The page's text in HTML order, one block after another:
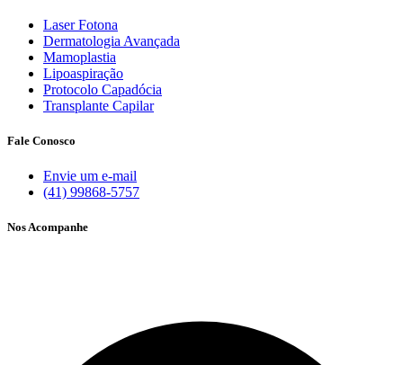
Laser Fotona
Dermatologia Avançada
Mamoplastia
Lipoaspiração
Protocolo Capadócia
Transplante Capilar
Fale Conosco
Envie um e-mail
(41) 99868-5757
Nos Acompanhe